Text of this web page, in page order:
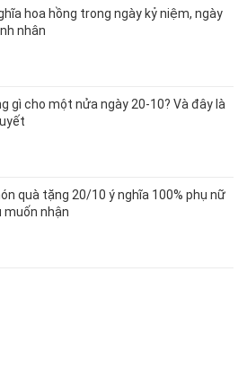
hoa hồng trong ngày kỷ niệm, ngày
nhân
gì cho một nửa ngày 20-10? Và đây là
quà tặng 20/10 ý nghĩa 100% phụ nữ
muốn nhận